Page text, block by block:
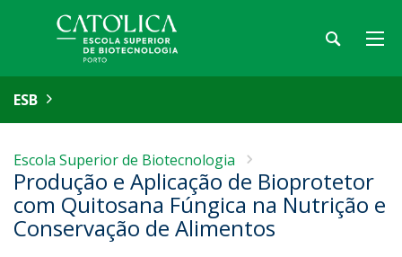
ESB
Escola Superior de Biotecnologia
Produção e Aplicação de Bioprotetor
com Quitosana Fúngica na Nutrição e
Conservação de Alimentos